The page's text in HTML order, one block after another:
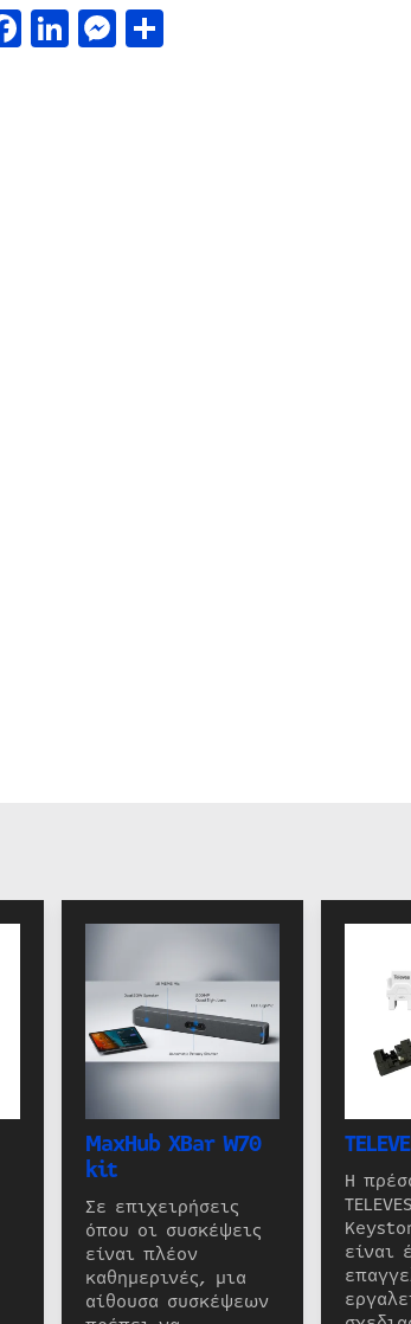
Facebook
LinkedIn
Messenger
Μοιραστείτε
MaxHub XBar W70
kit
Σε επιχειρήσεις
όπου οι συσκέψεις
είναι πλέον
καθημερινές, μια
αίθουσα συσκέψεων
Η
είναι